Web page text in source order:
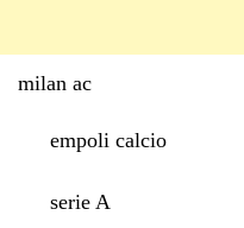
milan ac
empoli calcio
serie A